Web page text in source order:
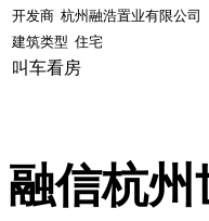
开发商 杭州融浩置业有限公司
建筑类型 住宅
叫车看房
融信杭